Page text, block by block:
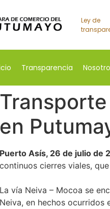
Ley de
Transparencia
en
Puerto Asís, 26 de julio de
continuos cierres viales,
La vía Neiva – Mocoa se
Neiva, en hechos ocurridos